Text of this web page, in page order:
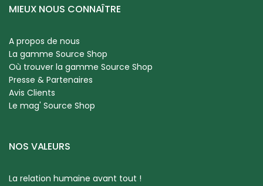
MIEUX NOUS CONNAÎTRE
A propos de nous
La gamme Source Shop
Où trouver la gamme Source Shop
Presse & Partenaires
Avis Clients
Le mag' Source Shop
NOS VALEURS
La relation humaine avant tout !